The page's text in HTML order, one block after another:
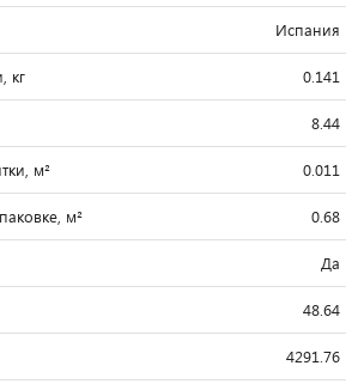
Испания
кг 0.141
8.44
м² 0.011
м² 0.68
Да
48.64
4291.76